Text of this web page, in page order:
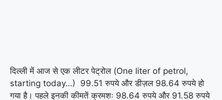
दिल्ली में आज से एक लीटर पेट्रोल (One liter of petrol,
starting today…) 99.51 रुपये और डीज़ल 98.64 रुपये हो
गया है। पहले इनकी कीमतें क्रमशः 98.64 रुपये और 91.58 रुपये